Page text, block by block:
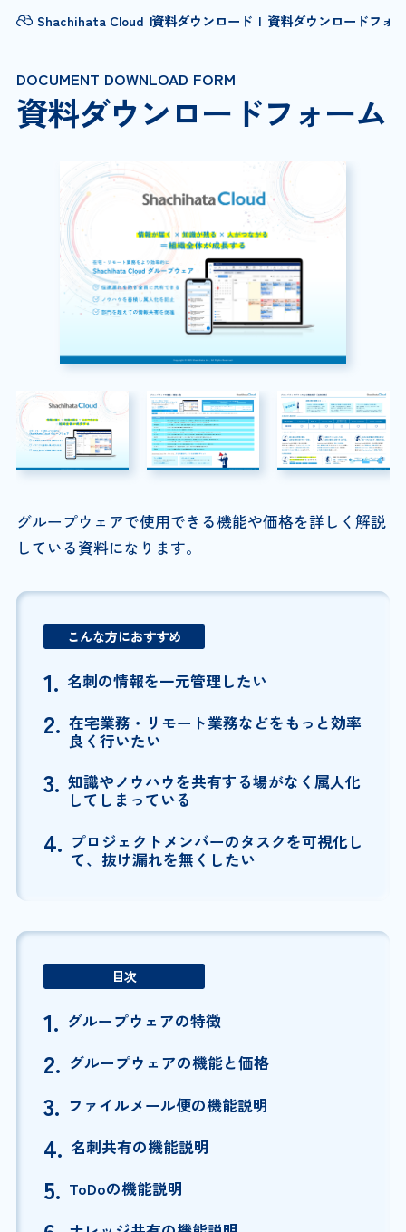
Shachihata Cloud 資料ダウンロード 資料ダウンロードフォ
DOCUMENT DOWNLOAD FORM
資料ダウンロードフォーム
グループウェアで使用できる機能や価格を詳しく解説
している資料になります。
こんな方におすすめ
1. 名刺の情報を一元管理したい
2. 在宅業務・リモート業務などをもっと効率
良く行いたい
3. 知識やノウハウを共有する場がなく属人化
してしまっている
4. プロジェクトメンバーのタスクを可視化し
て、抜け漏れを無くしたい
目次
1. グループウェアの特徴
2. グループウェアの機能と価格
3. ファイルメール便の機能説明
4. 名刺共有の機能説明
5. ToDoの機能説明